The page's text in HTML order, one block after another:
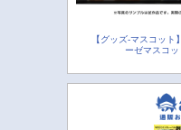
【グッズ-マスコッ
ーゼマスコッ